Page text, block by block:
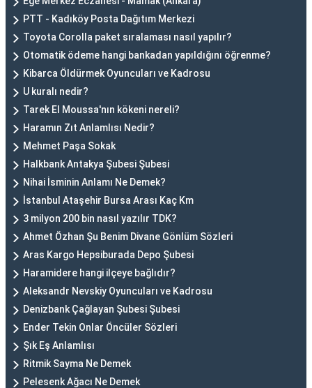
PTT - Kadıköy Posta Dağıtım Merkezi
Toyota Corolla paket sıralaması nasıl yapılır?
Otomatik ödeme hangi bankadan yapıldığını öğrenme?
Kibarca Öldürmek Oyuncuları ve Kadrosu
U kuralı nedir?
Tarek El Moussa'nın kökeni nereli?
Haramın Zıt Anlamlısı Nedir?
Mehmet Paşa Sokak
Halkbank Antakya Şubesi Şubesi
Nihai İsminin Anlamı Ne Demek?
İstanbul Ataşehir Bursa Arası Kaç Km
3 milyon 200 bin nasıl yazılır TDK?
Ahmet Özhan Şu Benim Divane Gönlüm Sözleri
Aras Kargo Hepsiburada Depo Şubesi
Haramidere hangi ilçeye bağlıdır?
Aleksandr Nevskiy Oyuncuları ve Kadrosu
Denizbank Çağlayan Şubesi Şubesi
Ender Tekin Onlar Öncüler Sözleri
Şık Eş Anlamlısı
Ritmik Sayma Ne Demek
Pelesenk Ağacı Ne Demek